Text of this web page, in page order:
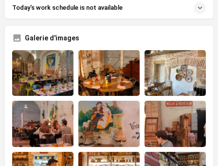
Today's work schedule is not available
Galerie d'images